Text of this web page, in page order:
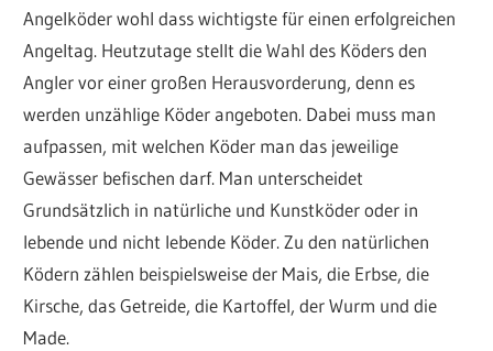
Angelköder wohl dass wichtigste für einen erfolgreichen
Angeltag. Heutzutage stellt die Wahl des Köders den
Angler vor einer großen Herausvorderung, denn es
werden unzählige Köder angeboten. Dabei muss man
aufpassen, mit welchen Köder man das jeweilige
Gewässer befischen darf. Man unterscheidet
Grundsätzlich in natürliche und Kunstköder oder in
lebende und nicht lebende Köder. Zu den natürlichen
Ködern zählen beispielsweise der Mais, die Erbse, die
Kirsche, das Getreide, die Kartoffel, der Wurm und die
Made.